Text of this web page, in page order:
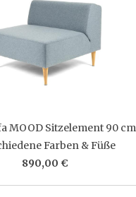
MOOD Sitzelement 90 cm
Farben & Füße
890,00 €